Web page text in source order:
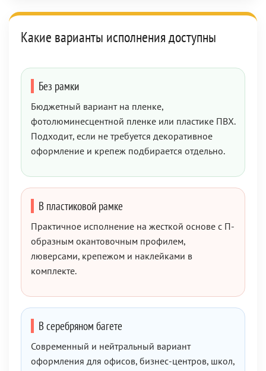
Какие варианты исполнения доступны
Без рамки
Бюджетный вариант на пленке,
фотолюминесцентной пленке или пластике ПВХ.
Подходит, если не требуется декоративное
оформление и крепеж подбирается отдельно.
В пластиковой рамке
Практичное исполнение на жесткой основе с П-
образным окантовочным профилем,
люверсами, крепежом и наклейками в
комплекте.
В серебряном багете
Современный и нейтральный вариант
оформления для офисов, бизнес-центров, школ,